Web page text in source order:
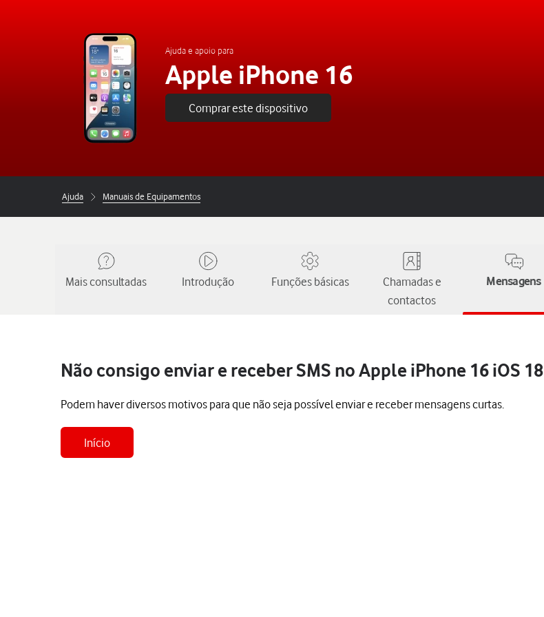
Ajuda e apoio para
Apple iPhone 16
Comprar este dispositivo
Ajuda Manuais de Equipamentos
Mais consultadas Introdução Funções básicas
Chamadas e
contactos
Mensagens
Não consigo enviar e receber SMS no Apple iPhone 16 iOS 18
Podem haver diversos motivos para que não seja possível enviar e receber mensagens curtas.
Início